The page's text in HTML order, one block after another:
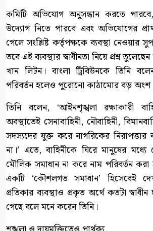
কমিটি অভিযোগ অনুসন্ধান করতে
উদ্যোগ নিতে পারবে এবং অভিযোগের
গেলে সংশ্লিষ্ট কর্তৃপক্ষকে ব্যবস্থা নেওয়ার
তবে এই ব্যবস্থার স্বাধীনতা নিয়ে প্রশ্ন
খান লিটন। বাংলা ট্রিবিউনকে তিনি
পরিবর্তন হলেও পুরোনো কাঠামোর বড় অংশ
তিনি বলেন, ‘আইনশৃঙ্খলা রক্ষাকারী
অবস্থাতেই সেনাবাহিনী, নৌবাহিনী,
সদস্যদের যুক্ত করে নাগরিকের
না।’ এতে, বাহিনীকে ঘিরে মানুষের মধ্যে
মৌলিক সমাধান না করে নাম পরিবর্তন
একটি ‘কৌশলগত সমাধান’ হিসেবেই
প্রতিকার ব্যবস্থাও প্রকৃত অর্থে কতটা
গেছে বলে মনে করেন তিনি।